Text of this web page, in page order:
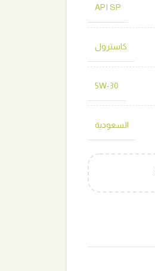
API SP
كاسترول
5W-30
السعودية